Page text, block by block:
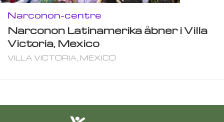
Narconon-centre
Narconon Latinamerika åbner i Villa
Victoria, Mexico
VILLA VICTORIA, MEXICO